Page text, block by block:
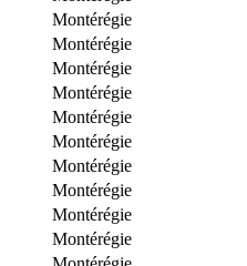
Montérégie
Montérégie
Montérégie
Montérégie
Montérégie
Montérégie
Montérégie
Montérégie
Montérégie
Montérégie